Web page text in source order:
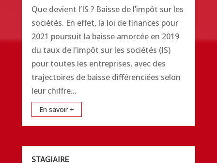
Que devient l’IS ? Baisse de l’impôt sur les
sociétés. En effet, la loi de finances pour
2021 poursuit la baisse amorcée en 2019
du taux de l'impôt sur les sociétés (IS)
pour toutes les entreprises, avec des
trajectoires de baisse différenciées selon
leur chiffre...
En savoir +
STAGIAIRE